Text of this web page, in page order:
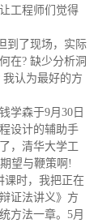
工程师们觉得
到了现场，实际
在? 缺少分析洞
认为最好的方
学森于9月30日
设计的辅助手
，清华大学工
望与鞭策啊!
课时，我把正在
证法讲义》方
方法一章。5月